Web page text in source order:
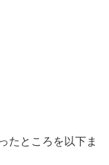
たところを以下ま